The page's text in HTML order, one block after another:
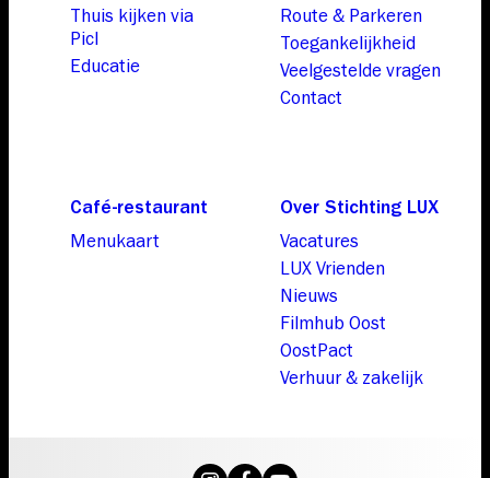
Thuis kijken via
Picl
Educatie
Route & Parkeren
Toegankelijkheid
Veelgestelde vragen
Contact
Café-restaurant
Menukaart
Over Stichting LUX
Vacatures
LUX Vrienden
Nieuws
Filmhub Oost
OostPact
Verhuur & zakelijk